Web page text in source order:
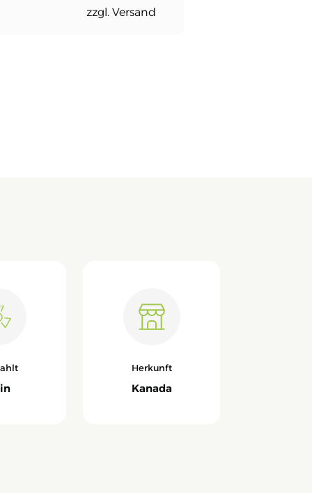
zzgl. Versand
Herkunft
Kanada